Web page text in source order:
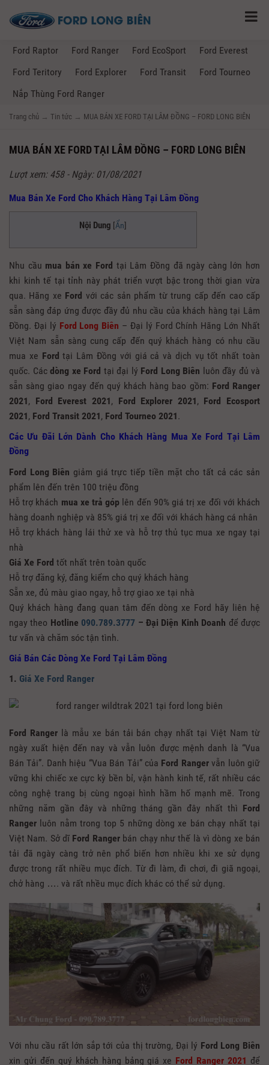
Ford Raptor Ford Ranger Ford EcoSport
Ford Everest
Ford Teritory
Ford Explorer Ford Transit
Ford Tourneo
Nắp Thùng Ford Ranger
Trang chủ → Tin tức → MUA BÁN XE FORD TẠI LÂM ĐỒNG – FORD LONG BIÊN
MUA BÁN XE FORD TẠI LÂM ĐỒNG – FORD LONG BIÊN
Lượt xem: 458 - Ngày: 01/08/2021
Mua Bán Xe Ford Cho Khách Hàng Tại Lâm Đồng
Nội Dung [Ẩn]
Nhu cầu mua bán xe Ford tại Lâm Đồng đã ngày càng lớn hơn
khi kinh tế tại tỉnh này phát triển vượt bậc trong thời gian vừa
qua. Hãng xe Ford với các sản phẩm từ trung cấp đến cao cấp
sẵn sàng đáp ứng được đầy đủ nhu cầu của khách hàng tại Lâm
Đồng. Đại lý Ford Long Biên – Đại lý Ford Chính Hãng Lớn Nhất
Việt Nam sẵn sàng cung cấp đến quý khách hàng có nhu cầu
mua xe Ford tại Lâm Đồng với giá cả và dịch vụ tốt nhất toàn
quốc. Các dòng xe Ford tại đại lý Ford Long Biên luôn đầy đủ và
sẵn sàng giao ngay đến quý khách hàng bao gồm: Ford Ranger
2021, Ford Everest 2021, Ford Explorer 2021, Ford Ecosport
2021, Ford Transit 2021, Ford Tourneo 2021.
Các Ưu Đãi Lớn Dành Cho Khách Hàng Mua Xe Ford Tại Lâm
Đồng
Ford Long Biên giảm giá trực tiếp tiền mặt cho tất cả các sản
phẩm lên đến trên 100 triệu đồng
Hỗ trợ khách mua xe trả góp lên đến 90% giá trị xe đối với khách
hàng doanh nghiệp và 85% giá trị xe đối với khách hàng cá nhân
Hỗ trợ khách hàng lái thử xe và hỗ trợ thủ tục mua xe ngay tại
nhà
Giá Xe Ford tốt nhất trên toàn quốc
Hỗ trợ đăng ký, đăng kiểm cho quý khách hàng
Sẵn xe, đủ màu giao ngay, hỗ trợ giao xe tại nhà
Quý khách hàng đang quan tâm đến dòng xe Ford hãy liên hệ
ngay theo Hotline 090.789.3777 – Đại Diện Kinh Doanh để được
tư vấn và chăm sóc tận tình.
Giá Bán Các Dòng Xe Ford Tại Lâm Đồng
1. Giá Xe Ford Ranger
Ford Rangerlà mẫu xe bán tải bán chạy nhất tại Việt Nam từ
ngày xuất hiện đến nay và vẫn luôn được mệnh danh là “Vua
Bán Tải”. Danh hiệu “Vua Bán Tải” của Ford Rangervẫn luôn giữ
vững khi chiếc xe cực kỳ bền bỉ, vận hành kinh tế, rất nhiều các
công nghệ trang bị cùng ngoại hình hầm hố mạnh mẽ. Trong
những năm gần đây và những tháng gần đây nhất thì Ford
Ranger luôn nằm trong top 5 những dòng xe bán chạy nhất tại
Việt Nam. Sở dĩ Ford Rangerbán chạy như thế là vì dòng xe bán
tải đã ngày càng trở nên phổ biến hơn nhiều khi xe sử dụng
được trong rất nhiều mục đích. Từ đi làm, đi chơi, đi giã ngoại,
chở hàng …. và rất nhều mục đích khác có thể sử dụng.
Với nhu cầu rất lớn sắp tới của thị trường, Đại lý Ford Long Biên
xin gửi đến quý khách hàng bảng giá xe Ford Ranger 2021 để